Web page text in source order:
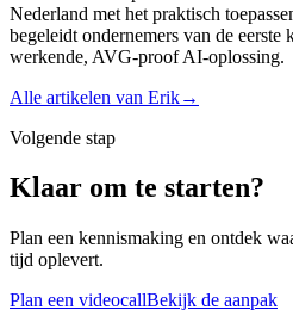
Nederland met het praktisch
begeleidt ondernemers van de eerste
werkende, AVG-proof AI-oplossing.
Alle artikelen van Erik→
Volgende stap
Klaar om te starten?
Plan een kennismaking en ontdek
tijd oplevert.
Plan een videocallBekijk de aanpak